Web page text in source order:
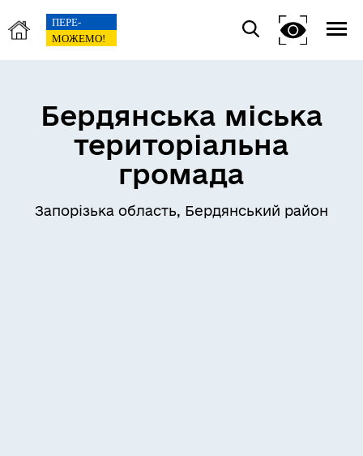
Бердянська міська
територіальна
громада
Запорізька область, Бердянський район